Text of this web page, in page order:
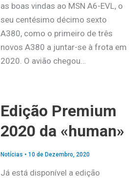
as boas vindas ao MSN A6-EVL, o
seu centésimo décimo sexto
A380, como o primeiro de três
novos A380 a juntar-se à frota em
2020. O avião chegou…
Edição Premium
2020 da «human»
Notícias • 10 de Dezembro, 2020
Já está disponível a edição